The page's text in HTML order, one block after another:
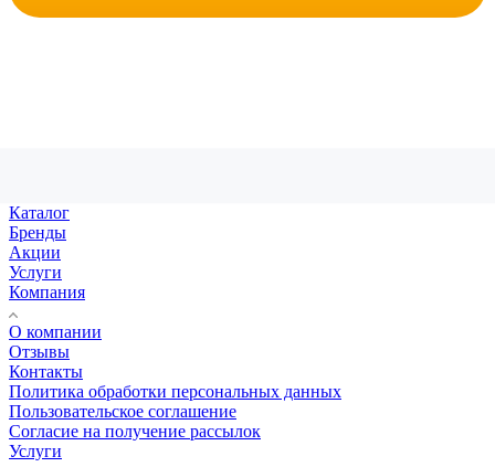
Каталог
Бренды
Акции
Услуги
Компания
О компании
Отзывы
Контакты
Политика обработки персональных данных
Пользовательское соглашение
Согласие на получение рассылок
Услуги